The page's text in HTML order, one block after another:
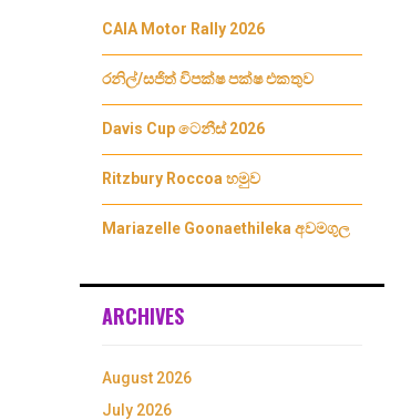
CAIA Motor Rally 2026
රනිල්/සජිත් විපක්ෂ පක්ෂ එකතුව
Davis Cup ටෙනීස් 2026
Ritzbury Roccoa හමුව
Mariazelle Goonaethileka අවමගුල
ARCHIVES
August 2026
July 2026